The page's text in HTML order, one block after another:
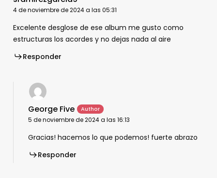
4 de noviembre de 2024 a las 05:31
Excelente desglose de ese album me gusto como
estructuras los acordes y no dejas nada al aire
Responder
George Five
5 de noviembre de 2024 a las 16:13
Gracias! hacemos lo que podemos! fuerte abrazo
Responder